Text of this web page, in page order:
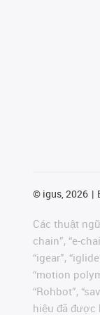
© igus, 2026
Các thuật ngữ
chain”, “e-
“igear”,
“motion
“Rohbot”,
hiệu đã được